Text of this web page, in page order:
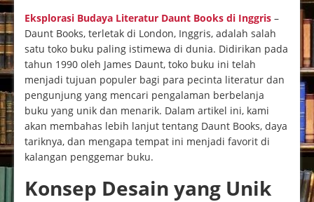
Eksplorasi Budaya Literatur Daunt Books di Inggris –
Daunt Books, terletak di London, Inggris, adalah salah
satu toko buku paling istimewa di dunia. Didirikan pada
tahun 1990 oleh James Daunt, toko buku ini telah
menjadi tujuan populer bagi para pecinta literatur dan
pengunjung yang mencari pengalaman berbelanja
buku yang unik dan menarik. Dalam artikel ini, kami
akan membahas lebih lanjut tentang Daunt Books, daya
tariknya, dan mengapa tempat ini menjadi favorit di
kalangan penggemar buku.
Konsep Desain yang Unik